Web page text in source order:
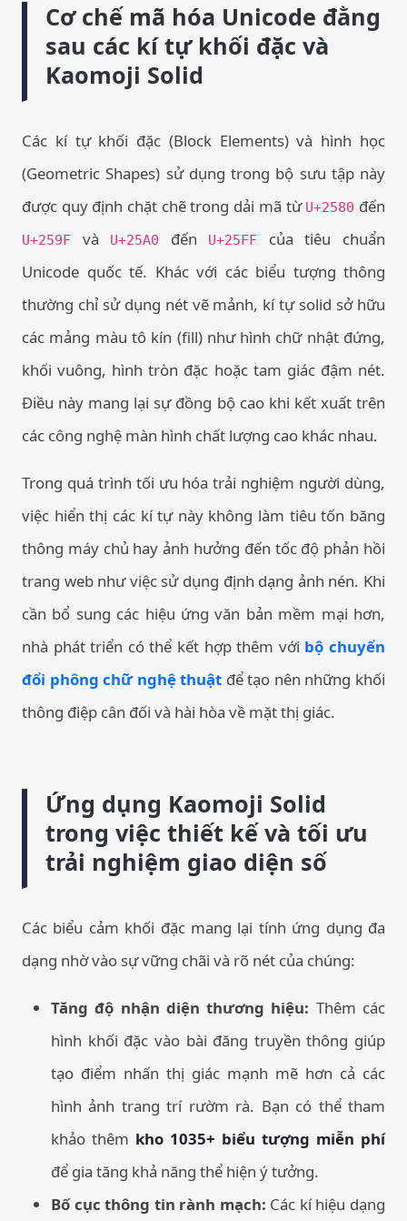
Cơ chế mã hóa Unicode đằng
sau các kí tự khối đặc và
Kaomoji Solid
Các kí tự khối đặc (Block Elements) và hình học
(Geometric Shapes) sử dụng trong bộ sưu tập này
được quy định chặt chẽ trong dải mã từ U+2580 đến
U+259F và U+25A0 đến U+25FF
của tiêu chuẩn
Unicode quốc tế. Khác với các biểu tượng thông
thường chỉ sử dụng nét vẽ mảnh, kí tự solid sở hữu
các mảng màu tô kín (fill) như hình chữ nhật đứng,
khối vuông, hình tròn đặc hoặc tam giác đậm nét.
Điều này mang lại sự đồng bộ cao khi kết xuất trên
các công nghệ màn hình chất lượng cao khác nhau.
Trong quá trình tối ưu hóa trải nghiệm người dùng,
việc hiển thị các kí tự này không làm tiêu tốn băng
thông máy chủ hay ảnh hưởng đến tốc độ phản hồi
trang web như việc sử dụng định dạng ảnh nén. Khi
cần bổ sung các hiệu ứng văn bản mềm mại hơn,
nhà phát triển có thể kết hợp thêm với bộ chuyển
đổi phông chữ nghệ thuật để tạo nên những khối
thông điệp cân đối và hài hòa về mặt thị giác.
Ứng dụng Kaomoji Solid
trong việc thiết kế và tối ưu
trải nghiệm giao diện số
Các biểu cảm khối đặc mang lại tính ứng dụng đa
dạng nhờ vào sự vững chãi và rõ nét của chúng:
Tăng độ nhận diện thương hiệu: Thêm các
hình khối đặc vào bài đăng truyền thông giúp
tạo điểm nhấn thị giác mạnh mẽ hơn cả các
hình ảnh trang trí rườm rà. Bạn có thể tham
khảo thêm kho 1035+ biểu tượng miễn phí
để gia tăng khả năng thể hiện ý tưởng.
Bố cục thông tin rành mạch: Các kí hiệu dạng